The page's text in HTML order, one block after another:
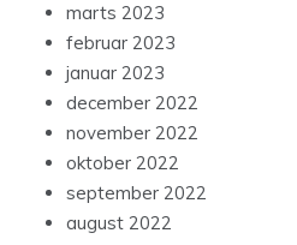
marts 2023
februar 2023
januar 2023
december 2022
november 2022
oktober 2022
september 2022
august 2022